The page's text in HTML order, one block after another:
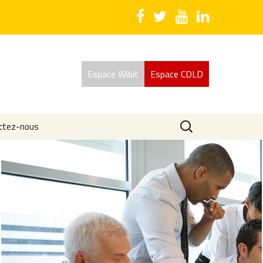
Espace Wibit Espace CDLD
nous Rechercher :